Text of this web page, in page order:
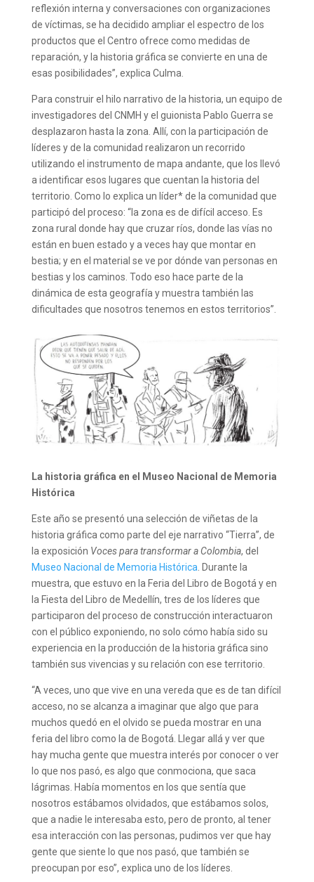
reflexión interna y conversaciones con organizaciones
de víctimas, se ha decidido ampliar el espectro de los
productos que el Centro ofrece como medidas de
reparación, y la historia gráfica se convierte en una de
esas posibilidades”, explica Culma.
Para construir el hilo narrativo de la historia, un equipo de
investigadores del CNMH y el guionista Pablo Guerra se
desplazaron hasta la zona. Allí, con la participación de
líderes y de la comunidad realizaron un recorrido
utilizando el instrumento de mapa andante, que los llevó
a identificar esos lugares que cuentan la historia del
territorio. Como lo explica un líder* de la comunidad que
participó del proceso: “la zona es de difícil acceso. Es
zona rural donde hay que cruzar ríos, donde las vías no
están en buen estado y a veces hay que montar en
bestia; y en el material se ve por dónde van personas en
bestias y los caminos. Todo eso hace parte de la
dinámica de esta geografía y muestra también las
dificultades que nosotros tenemos en estos territorios”.
La historia gráfica en el Museo Nacional de Memoria
Histórica
Este año se presentó una selección de viñetas de la
historia gráfica como parte del eje narrativo “Tierra”, de
la exposición Voces para transformar a Colombia, del
Museo Nacional de Memoria Histórica . Durante la
muestra, que estuvo en la Feria del Libro de Bogotá y en
la Fiesta del Libro de Medellín, tres de los líderes que
participaron del proceso de construcción interactuaron
con el público exponiendo, no solo cómo había sido su
experiencia en la producción de la historia gráfica sino
también sus vivencias y su relación con ese territorio.
“A veces, uno que vive en una vereda que es de tan difícil
acceso, no se alcanza a imaginar que algo que para
muchos quedó en el olvido se pueda mostrar en una
feria del libro como la de Bogotá. Llegar allá y ver que
hay mucha gente que muestra interés por conocer o ver
lo que nos pasó, es algo que conmociona, que saca
lágrimas. Había momentos en los que sentía que
nosotros estábamos olvidados, que estábamos solos,
que a nadie le interesaba esto, pero de pronto, al tener
esa interacción con las personas, pudimos ver que hay
gente que siente lo que nos pasó, que también se
preocupan por eso”, explica uno de los líderes.